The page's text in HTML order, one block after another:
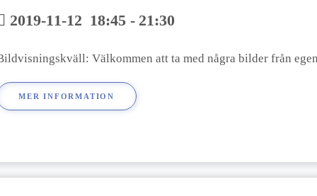
2019-11-12 18:45 - 21:30
Välkommen att ta med några bilder från
MER INFORMATION